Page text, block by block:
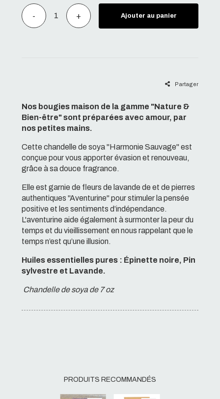
- + Ajouter au panier
Partager
Nos bougies maison de la gamme "Nature &
Bien-être" sont préparées avec amour, par
nos petites mains.
Cette chandelle de soya "Harmonie Sauvage" est
conçue pour vous apporter évasion et renouveau,
grâce à sa douce fragrance.
Elle est garnie de fleurs de lavande de et de pierres
authentiques "Aventurine" pour stimuler la pensée
positive et les sentiments d’indépendance.
L'aventurine aide également à surmonter la peur du
temps et du vieillissement en nous rappelant que le
temps n’est qu’une illusion.
Huiles essentielles pures : Épinette noire, Pin
sylvestre et Lavande.
Chandelle de soya de 7 oz
PRODUITS RECOMMANDÉS